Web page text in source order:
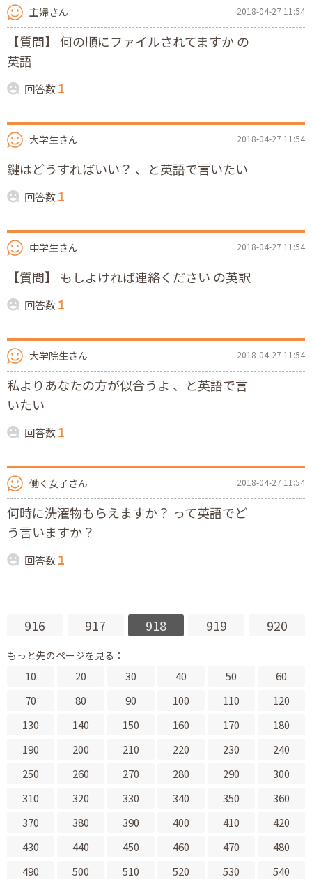
主婦さん 2018-04-27 11:54
【質問】 何の順にファイルされてますか の
英語
回答数1
大学生さん 2018-04-27 11:54
鍵はどうすればいい？ 、と英語で言いたい
回答数1
中学生さん 2018-04-27 11:54
【質問】 もしよければ連絡ください の英訳
回答数1
大学院生さん 2018-04-27 11:54
私よりあなたの方が似合うよ 、と英語で言
いたい
回答数1
働く女子さん 2018-04-27 11:54
何時に洗濯物もらえますか？ って英語でど
う言いますか？
回答数1
916 917 918 919 920
もっと先のページを見る：
10 20 30 40 50
60
70
80 90 100 110
120
130
140 150 160 170
180
190
200 210 220 230
240
250
260 270 280 290
300
310
320 330 340 350
360
370
380 390 400 410
420
430
440 450 460 470
480
490
500 510 520 530
540